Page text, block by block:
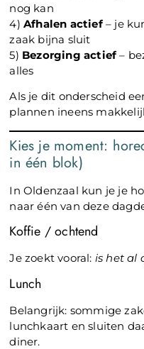
nog kan
4)Afhalen actief– je
zaak bijna sluit
5) Bezorging actief–
alles
Als je dit onderscheid
plannen ineens
Kies je moment:
in één blok)
In Oldenzaal kun je je
naar één van deze
Koffie / ochtend
Je zoekt vooral: is het al
Lunch
Belangrijk: sommige
lunchkaart en sluiten
diner.